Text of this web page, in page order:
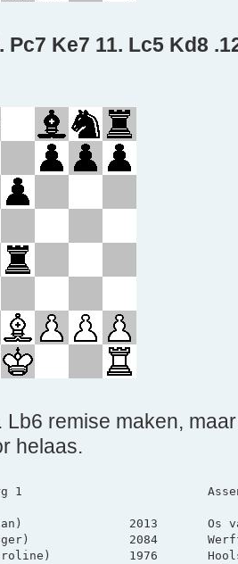
Pc7 Ke7 11. Lc5 Kd8
Lb6 remise maken,
helaas.
1